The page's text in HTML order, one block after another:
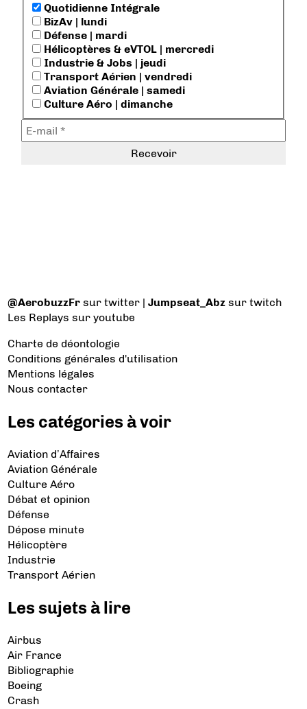
Quotidienne Intégrale
BizAv | lundi
Défense | mardi
Hélicoptères & eVTOL | mercredi
Industrie & Jobs | jeudi
Transport Aérien | vendredi
Aviation Générale | samedi
Culture Aéro | dimanche
@AerobuzzFr sur twitter |Jumpseat_Abz sur twitch
Les Replays sur youtube
Charte de déontologie
Conditions générales d'utilisation
Mentions légales
Nous contacter
Les catégories à voir
Aviation d’Affaires
Aviation Générale
Culture Aéro
Débat et opinion
Défense
Dépose minute
Hélicoptère
Industrie
Transport Aérien
Les sujets à lire
Airbus
Air France
Bibliographie
Boeing
Crash